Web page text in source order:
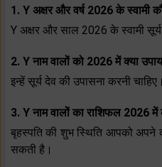
1. Y अक्षर और वर्ष 2026 के स्‍वामी
Y अक्षर और साल 2026 के स्‍वामी सूर्य
2. Y नाम वालों को 2026 में क्‍या
इन्‍हें सूर्य देव की उपासना करनी चाहिए।
3. Y नाम वालों का राशिफल 2026 में
बृहस्‍पति की शुभ स्थिति आपको अपने
सकती है।